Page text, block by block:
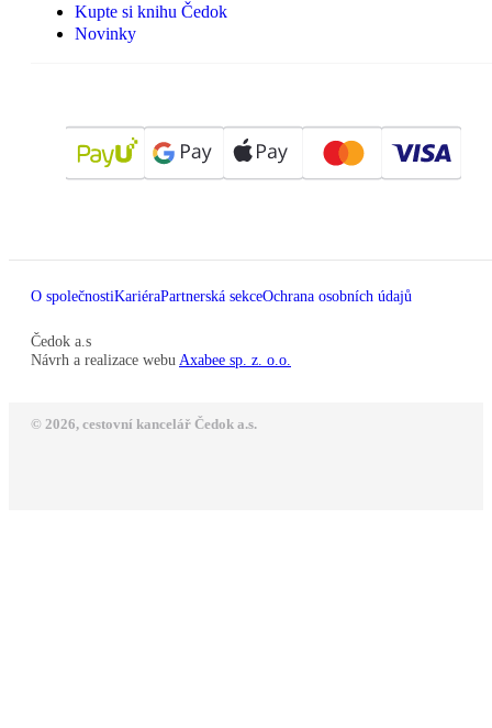
Kupte si knihu Čedok
Novinky
O společnostiKariéraPartnerská sekceOchrana osobních údajů
Čedok a.s
Návrh a realizace webu Axabee sp. z. o.o.
© 2026, cestovní kancelář Čedok a.s.